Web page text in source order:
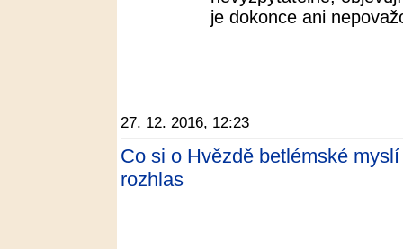
je dokonce ani
27. 12. 2016, 12:23
Co si o Hvězdě betlémské
rozhlas